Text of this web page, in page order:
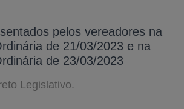
pelos vereadores na
de 21/03/2023 e na
de 23/03/2023
Legislativo.